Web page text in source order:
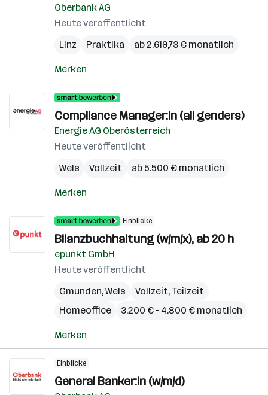
Oberbank AG
Heute veröffentlicht
Linz
Praktika ab 2.619,73 € monatlich
Merken
Compliance Manager:in (all genders)
Energie AG Oberösterreich
Heute veröffentlicht
Wels
Vollzeit ab 5.500 € monatlich
Merken
Einblicke
Bilanzbuchhaltung (w/m/x), ab 20 h
epunkt GmbH
Heute veröffentlicht
Gmunden,Wels
Vollzeit, Teilzeit
Homeoffice
3.200 € – 4.800 € monatlich
Merken
Einblicke
General Banker:in (w/m/d)